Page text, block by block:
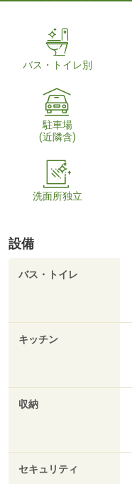
バス・トイレ別
駐車場
(近隣含)
洗面所独立
設備
バス・トイレ
キッチン
収納
セキュリティ